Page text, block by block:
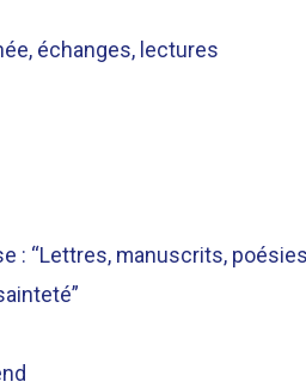
échanges, lectures
: “Lettres, manuscrits,